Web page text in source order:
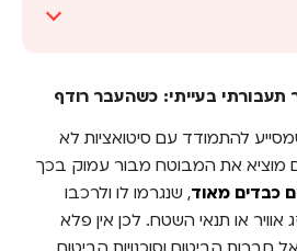
ולמצוא מה מתאים תוך
תעבורתי בעייתי: כשהעבר רודף
להתמודד עם סיטואציות לא
מוציא את המבוטח מבור עמוק בכך
כבדים מאוד, שנגרמו לו ולרכבו
אוויר או תנאי השטח. לכן אין פלא